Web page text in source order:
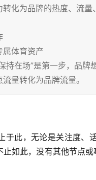
化为品牌的热度、流
属体育资产
持在场”是第一步，品
量转化为品牌流量。
于此，无论是关注度、
如此，没有其他节点